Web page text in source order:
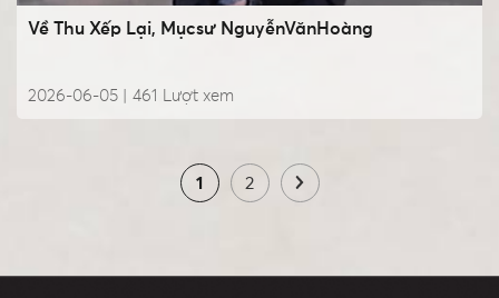
Về Thu Xếp Lại, Mụcsư NguyễnVănHoàng
2026-06-05 | Lượt xem
461
1 2